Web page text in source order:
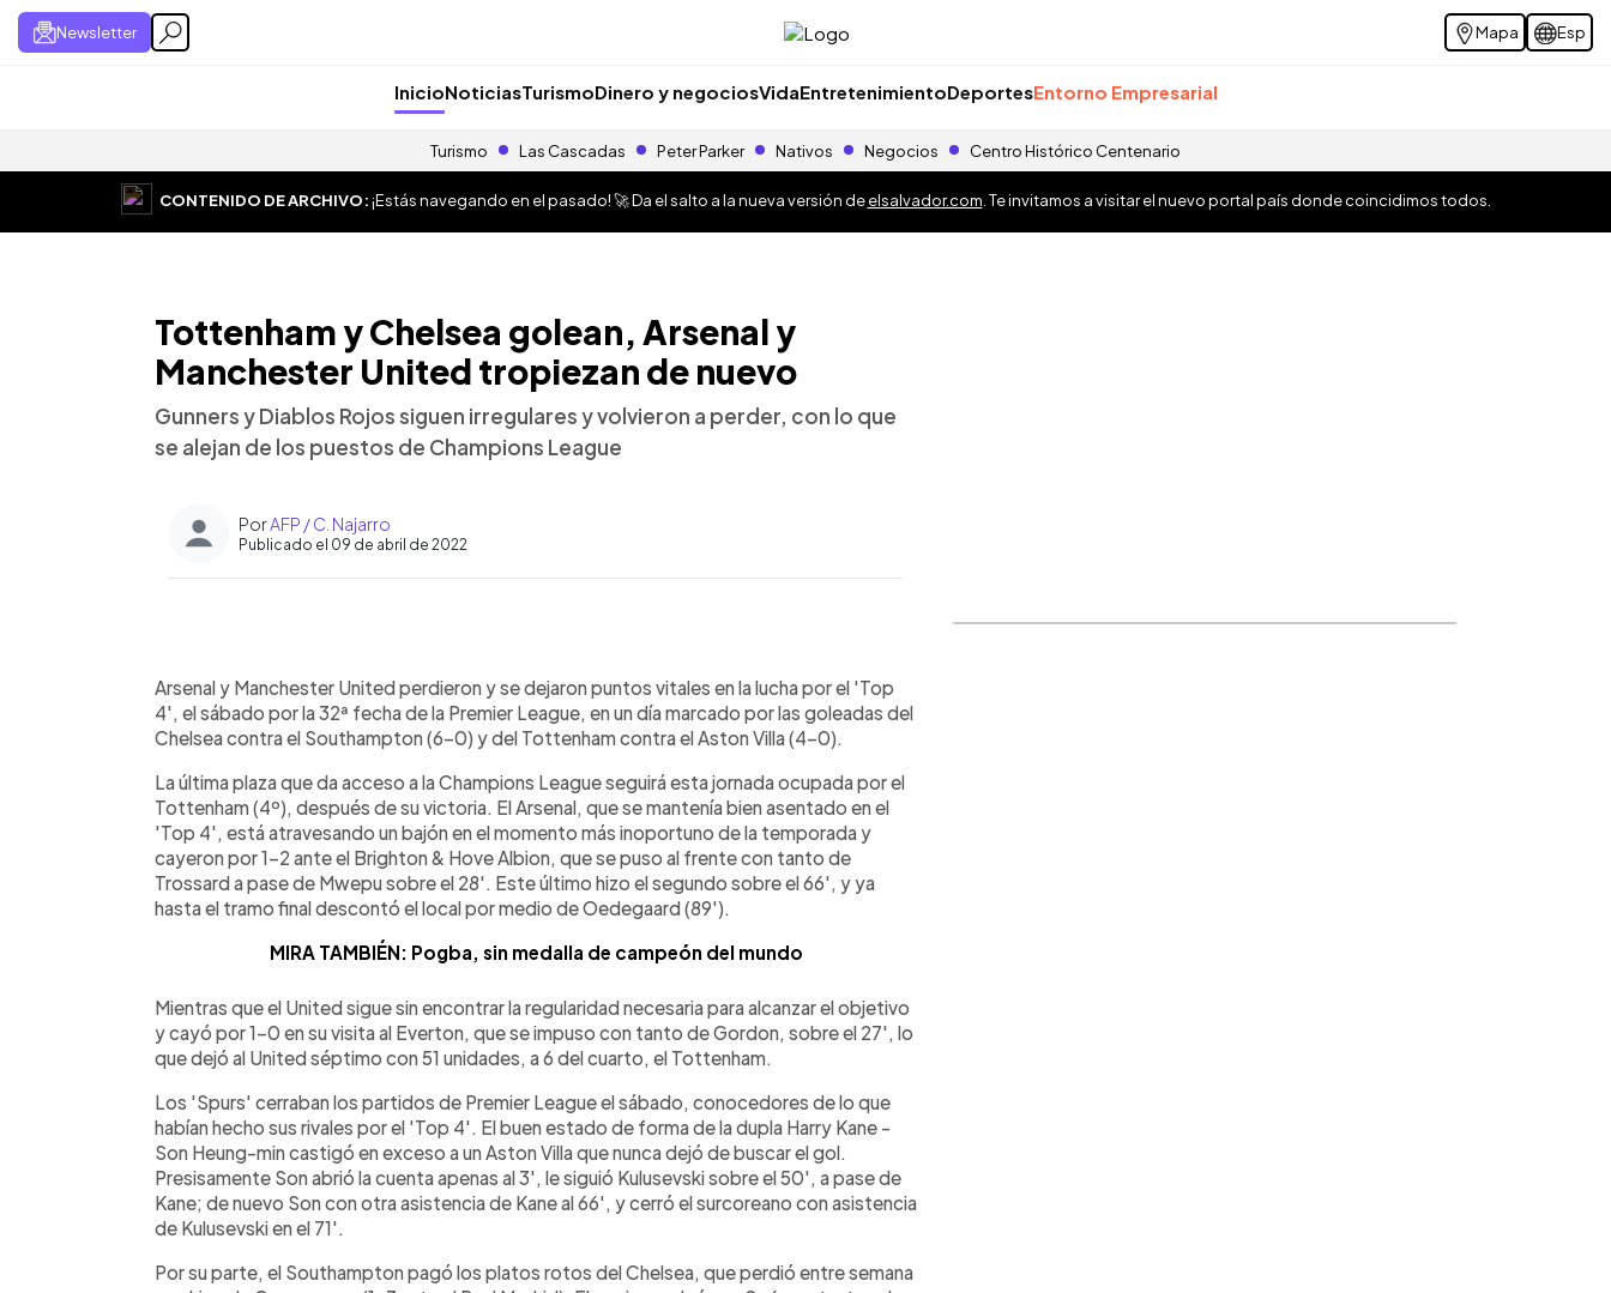
Newsletter Mapa Esp
InicioNoticiasTurismoDinero y negociosVidaEntretenimientoDeportesEntorno Empresarial
Turismo Las Cascadas Peter Parker Nativos Negocios Centro Histórico Centenario
CONTENIDO DE ARCHIVO:¡Estás navegando en el pasado! 🚀 Da el salto a la nueva versión deelsalvador.com . Te invitamos a visitar el nuevo portal país donde coincidimos todos.
Tottenham y Chelsea golean, Arsenal y
Manchester United tropiezan de nuevo
Gunners y Diablos Rojos siguen irregulares y volvieron a perder, con lo que
se alejan de los puestos de Champions League
PorAFP / C. Najarro
Publicado el 09 de abril de 2022
► Escuchar artículo
Arsenal y Manchester United perdieron y se dejaron puntos vitales en la lucha por el 'Top
4', el sábado por la 32ª fecha de la Premier League, en un día marcado por las goleadas del
Chelsea contra el Southampton (6-0) y del Tottenham contra el Aston Villa (4-0).
La última plaza que da acceso a la Champions League seguirá esta jornada ocupada por el
Tottenham (4º), después de su victoria. El Arsenal, que se mantenía bien asentado en el
'Top 4', está atravesando un bajón en el momento más inoportuno de la temporada y
cayeron por 1-2 ante el Brighton & Hove Albion, que se puso al frente con tanto de
Trossard a pase de Mwepu sobre el 28'. Este último hizo el segundo sobre el 66', y ya
hasta el tramo final descontó el local por medio de Oedegaard (89').
MIRA TAMBIÉN: Pogba, sin medalla de campeón del mundo
Mientras que el United sigue sin encontrar la regularidad necesaria para alcanzar el objetivo
y cayó por 1-0 en su visita al Everton, que se impuso con tanto de Gordon, sobre el 27', lo
que dejó al United séptimo con 51 unidades, a 6 del cuarto, el Tottenham.
Los 'Spurs' cerraban los partidos de Premier League el sábado, conocedores de lo que
habían hecho sus rivales por el 'Top 4'. El buen estado de forma de la dupla Harry Kane -
Son Heung-min castigó en exceso a un Aston Villa que nunca dejó de buscar el gol.
Presisamente Son abrió la cuenta apenas al 3', le siguió Kulusevski sobre el 50', a pase de
Kane; de nuevo Son con otra asistencia de Kane al 66', y cerró el surcoreano con asistencia
de Kulusevski en el 71'.
Por su parte, el Southampton pagó los platos rotos del Chelsea, que perdió entre semana